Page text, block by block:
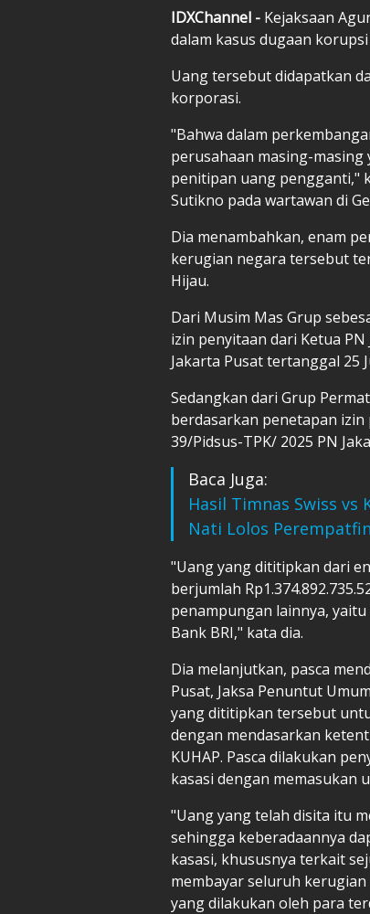
IDXChannel - Kejaksaan
dalam kasus dugaan
Uang tersebut didapatkan
korporasi.
"Bahwa dalam
perusahaan masing-
penitipan uang pengganti,"
Sutikno pada wartawan di
Dia menambahkan, enam
kerugian negara tersebut
Hijau.
Dari Musim Mas Grup
izin penyitaan dari Ketua
Jakarta Pusat tertanggal 25
Sedangkan dari Grup
berdasarkan penetapan
39/Pidsus-TPK/ 2025 PN
Baca Juga:
Hasil Timnas Swiss vs
Nati Lolos
"Uang yang dititipkan dari
berjumlah
penampungan lainnya, yaitu
Bank BRI," kata dia.
Dia melanjutkan, pasca
Pusat, Jaksa Penuntut
yang dititipkan tersebut
dengan mendasarkan
KUHAP. Pasca dilakukan
kasasi dengan memasukan
"Uang yang telah disita itu
sehingga keberadaannya
kasasi, khususnya terkait
membayar seluruh
yang dilakukan oleh para